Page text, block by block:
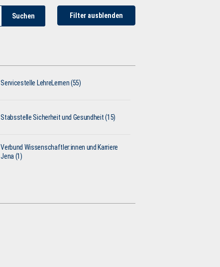
Suchen Filter ausblenden
Servicestelle LehreLernen (55)
Stabsstelle Sicherheit und Gesundheit (15)
Verbund Wissenschaftler:innen und Karriere
Jena (1)